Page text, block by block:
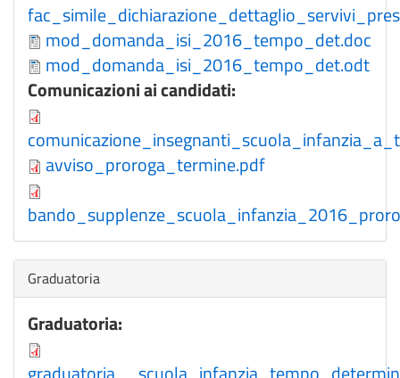
mod_domanda_isi_2016_tempo_det.doc
mod_domanda_isi_2016_tempo_det.odt
Comunicazioni ai candidati:
avviso_proroga_termine.pdf
Nascondi
Graduatoria
Graduatoria: